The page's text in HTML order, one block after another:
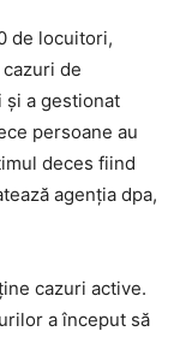
de locuitori,
de
şi a gestionat
persoane au
deces fiind
agenţia dpa,
cazuri active.
a început să